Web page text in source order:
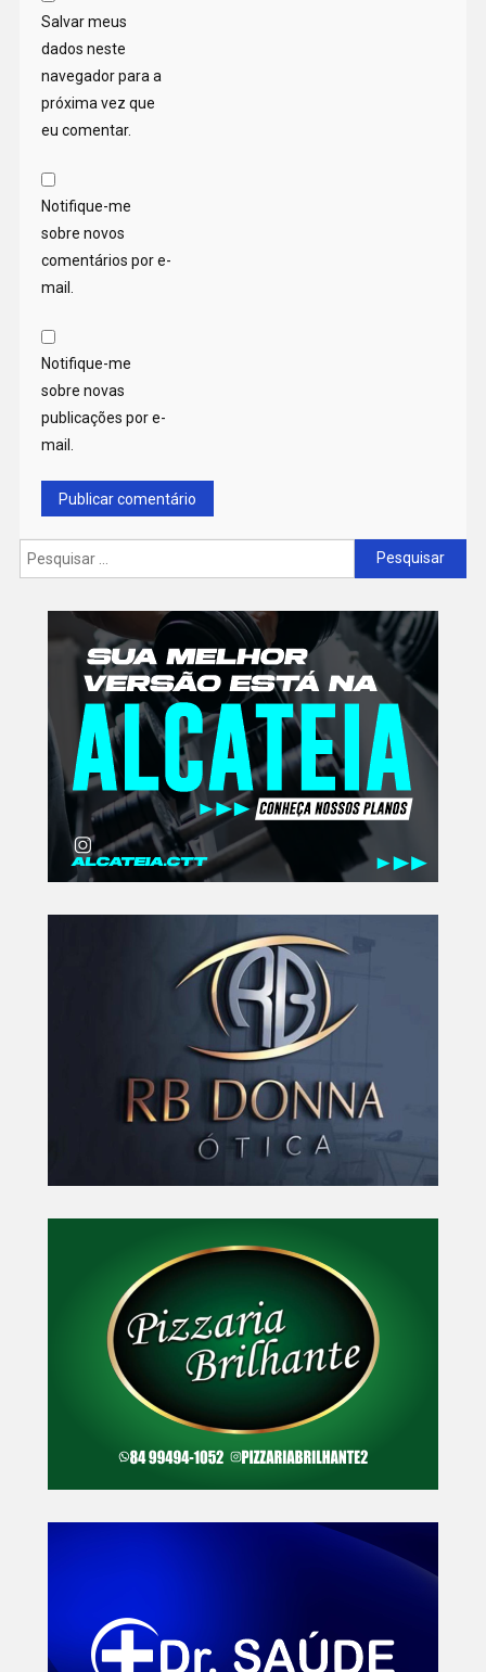
Salvar meus
dados neste
navegador para a
próxima vez que
eu comentar.
Notifique-me
sobre novos
comentários por e-
mail.
Notifique-me
sobre novas
publicações por e-
mail.
Pesquisar
por: